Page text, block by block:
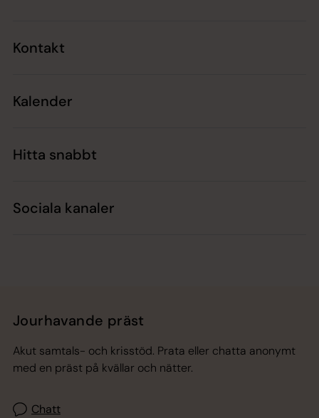
Kontakt
Kalender
Hitta snabbt
Sociala kanaler
Jourhavande präst
Akut samtals- och krisstöd. Prata eller chatta anonymt
med en präst på kvällar och nätter.
Chatt